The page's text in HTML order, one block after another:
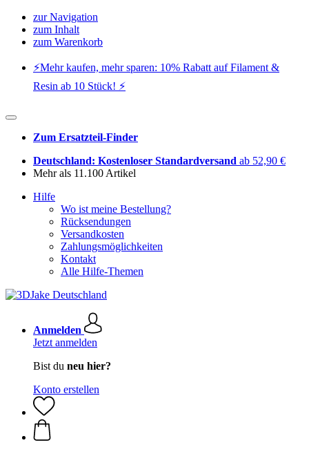
zur Navigation
zum Inhalt
zum Warenkorb
⚡️Mehr kaufen, mehr sparen: 10% Rabatt auf Filament &
Resin ab 10 Stück! ⚡️
Zum Ersatzteil-Finder
Deutschland: Kostenloser Standardversand ab 52,90 €
Mehr als 11.100 Artikel
Hilfe
Wo ist meine Bestellung?
Rücksendungen
Versandkosten
Zahlungsmöglichkeiten
Kontakt
Alle Hilfe-Themen
Anmelden
Jetzt anmelden
Bist du neu hier?
Konto erstellen